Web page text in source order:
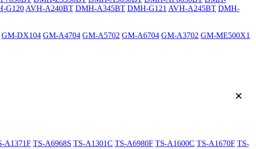
G120 AVH-A240BT DMH-A345BT DMH-G121 AVH-A245BT DMH-
GM-DX104 GM-A4704 GM-A5702 GM-A6704 GM-A3702 GM-ME500X1
A1371F TS-A6968S TS-A1301C TS-A6980F TS-A1600C TS-A1670F TS-
✕